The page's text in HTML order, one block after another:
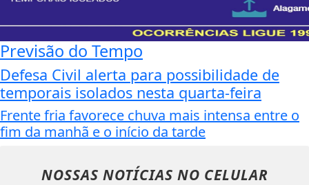
Previsão do Tempo
Defesa Civil alerta para possibilidade de
temporais isolados nesta quarta-feira
Frente fria favorece chuva mais intensa entre o
fim da manhã e o início da tarde
NOSSAS NOTÍCIAS NO CELULAR